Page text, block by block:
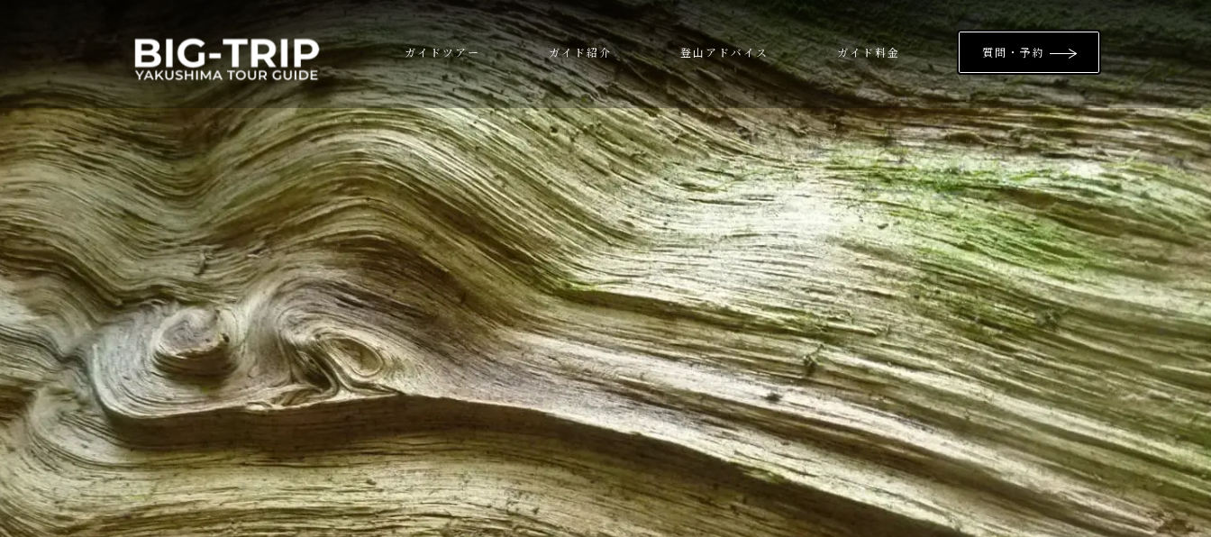
ガイドツアー ガイド紹介 登山アドバイス ガイド料金 質問・予約